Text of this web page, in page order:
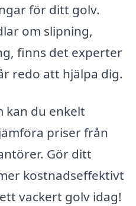
för ditt golv.
om slipning,
finns det experter
redo att hjälpa dig.
kan du enkelt
priser från
Gör ditt
kostnadseffektivt
vackert golv idag!